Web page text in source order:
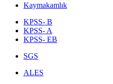
Kaymakamlık
KPSS- B
KPSS- A
KPSS- EB
SGS
ALES